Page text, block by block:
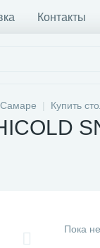
Контакты
Самаре Купить
Пока